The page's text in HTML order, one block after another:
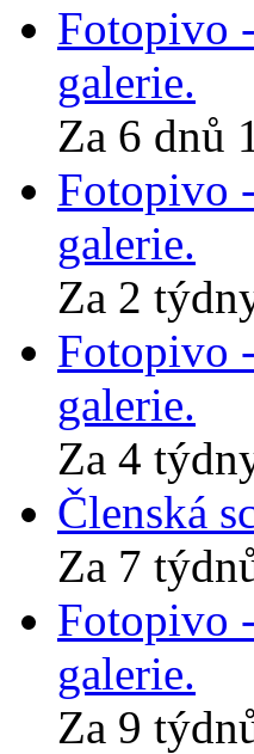
Fotopivo
galerie.
Za 6 dnů
Fotopivo
galerie.
Za 2
Fotopivo
galerie.
Za 4
Členská
Za 7
Fotopivo
galerie.
Za 9